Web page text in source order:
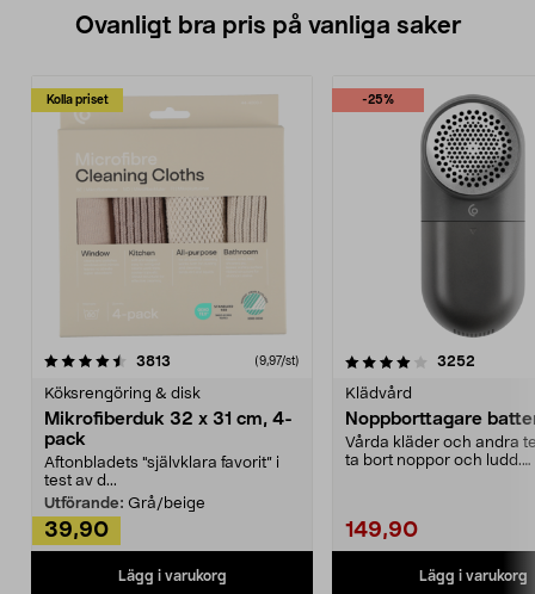
Ovanligt bra pris på vanliga saker
Kolla priset
3813 (9,97/st)
Köksrengöring & disk
Mikrofiberduk 32 x 31 cm, 4-
pack
Aftonbladets "självklara favorit” i
test av d...
Utförande: Grå/beige
39,90
Lägg i varukorg
-25%
4.0av 5 stjärnor 3252
Klädvård
Noppborttagare
Vårda kläder och andra
ta bort noppor och ludd.
149,90
Lägg i varukorg
4.5av 5 stjärnor